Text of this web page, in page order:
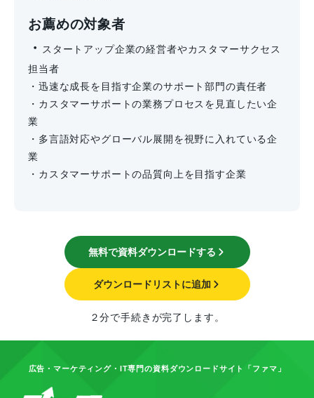
お薦めの対象者
・ スタートアップ企業の経営者やカスタマーサクセス
担当者
・迅速な成長を目指す企業のサポート部門の責任者
・カスタマーサポートの業務プロセスを見直したい企
業
・多言語対応やグローバル展開を視野に入れている企
業
・カスタマーサポートの品質向上を目指す企業
無料で資料ダウンロードする
ダウンロードリストに追加
２分で手続きが完了します。
広告・マーケティング・IT専門の資料ダウンロードサイト「ファマ」